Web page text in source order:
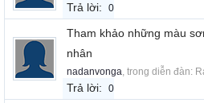
Trả lời: 0
Tham khảo những màu
nhân
nadanvonga, trong diễn đàn:
Trả lời: 0